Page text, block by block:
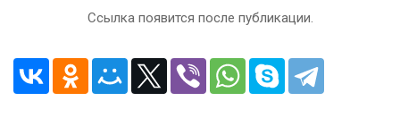
Ссылка появится после публикации.